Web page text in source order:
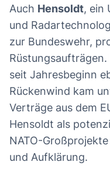
Auch Hensoldt, ein
und
zur Bundeswehr,
seit Jahresbeginn
Rückenwind kam
Verträge aus dem
Hensoldt als
NATO-
und Aufklärung.